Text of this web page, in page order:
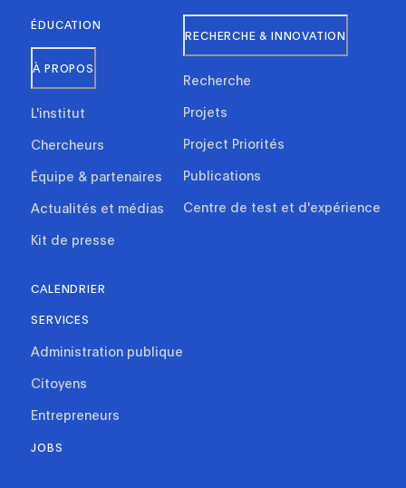
ÉDUCATION
À PROPOS
L'institut
Chercheurs
Équipe & partenaires
Actualités et médias
Kit de presse
RECHERCHE & INNOVATION
Recherche
Projets
Project Priorités
Publications
Centre de test et d'expérience
CALENDRIER
SERVICES
Administration publique
Citoyens
Entrepreneurs
JOBS